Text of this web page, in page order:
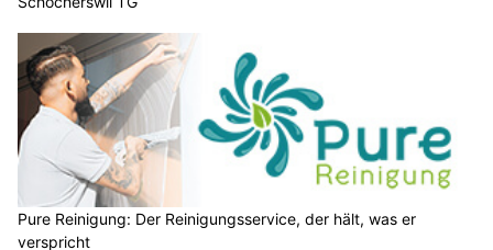
Pure Reinigung: Der Reinigungsservice, der hält, was er
verspricht